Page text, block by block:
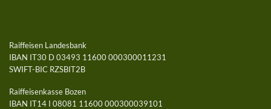
Raiffeisen Landesbank
IBAN IT30 D 03493 11600 000300011231
SWIFT-BIC RZSBIT2B
Raiffeisenkasse Bozen
IBAN IT14 I 08081 11600 000300039101